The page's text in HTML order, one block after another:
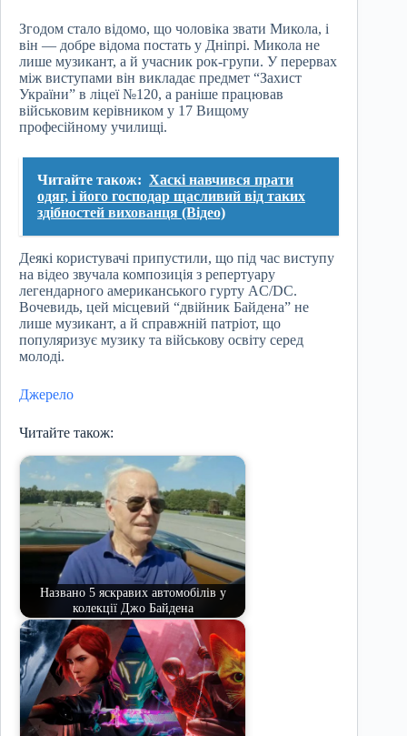
Згодом стало відомо, що чоловіка звати Микола, і
він — добре відома постать у Дніпрі. Микола не
лише музикант, а й учасник рок-групи. У перервах
між виступами він викладає предмет “Захист
України” в ліцеї №120, а раніше працював
військовим керівником у 17 Вищому
професійному училищі.
Читайте також: Хаскі навчився прати
одяг, і його господар щасливий від таких
здібностей вихованця (Відео)
Деякі користувачі припустили, що під час виступу
на відео звучала композиція з репертуару
легендарного американського гурту AC/DC.
Вочевидь, цей місцевий “двійник Байдена” не
лише музикант, а й справжній патріот, що
популяризує музику та військову освіту серед
молоді.
Джерело
Читайте також:
Названо 5 яскравих автомобілів у
колекції Джо Байдена